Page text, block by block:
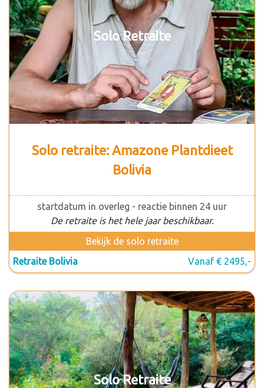
Solo Retraite
Solo retraite: Amazone Plantdieet
Bolivia
startdatum in overleg - reactie binnen 24 uur
De retraite is het hele jaar beschikbaar.
Bekijk de solo retraite
Retraite Bolivia
Vanaf € 2495,-
Solo Retraite